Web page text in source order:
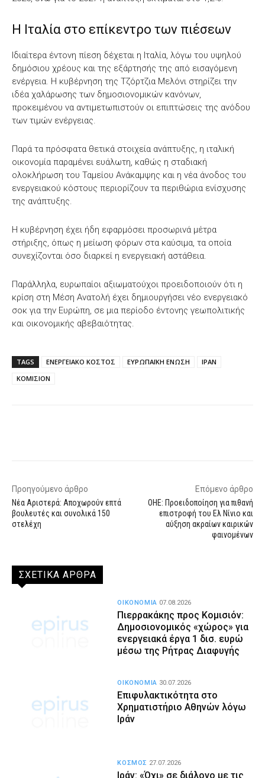
Η Ιταλία στο επίκεντρο των πιέσεων
Ιδιαίτερα έντονη πίεση δέχεται η Ιταλία, λόγω του υψηλού
δημόσιου χρέους και της εξάρτησής της από εισαγόμενη
ενέργεια. Η κυβέρνηση της Τζόρτζια Μελόνι στηρίζει την
ιδέα χαλάρωσης των δημοσιονομικών κανόνων,
προκειμένου να αντιμετωπιστούν οι επιπτώσεις της ανόδου
των τιμών ενέργειας.
Παρά τα πρόσφατα θετικά στοιχεία ανάπτυξης, η ιταλική
οικονομία παραμένει ευάλωτη, καθώς η σταδιακή
ολοκλήρωση του Ταμείου Ανάκαμψης και η νέα άνοδος του
ενεργειακού κόστους περιορίζουν τα περιθώρια ενίσχυσης
της ανάπτυξης.
Η κυβέρνηση έχει ήδη εφαρμόσει προσωρινά μέτρα
στήριξης, όπως η μείωση φόρων στα καύσιμα, τα οποία
συνεχίζονται όσο διαρκεί η ενεργειακή αστάθεια.
Παράλληλα, ευρωπαίοι αξιωματούχοι προειδοποιούν ότι η
κρίση στη Μέση Ανατολή έχει δημιουργήσει νέο ενεργειακό
σοκ για την Ευρώπη, σε μια περίοδο έντονης γεωπολιτικής
και οικονομικής αβεβαιότητας.
TAGS ΕΝΕΡΓΕΙΑΚΟ ΚΟΣΤΟΣ ΕΥΡΩΠΑΪΚΗ ΕΝΩΣΗ
ΙΡΑΝ
ΚΟΜΙΣΙΟΝ
Προηγούμενο άρθρο
Νέα Αριστερά: Αποχωρούν επτά
βουλευτές και συνολικά 150
στελέχη
Επόμενο άρθρο
ΟΗΕ: Προειδοποίηση για πιθανή
επιστροφή του Ελ Νίνιο και
αύξηση ακραίων καιρικών
φαινομένων
ΣΧΕΤΙΚΑ ΑΡΘΡΑ
Πιερρακάκης προς Κομισιόν:
Δημοσιονομικός «χώρος» για
ενεργειακά έργα 1 δισ. ευρώ
μέσω της Ρήτρας Διαφυγής
ΟΙΚΟΝΟΜΙΑ 07.08.2026
Επιφυλακτικότητα στο
Χρηματιστήριο Αθηνών λόγω
Ιράν
ΟΙΚΟΝΟΜΙΑ 30.07.2026
Ιράν: «Όχι» σε διάλογο με τις
ΚΟΣΜΟΣ 27.07.2026